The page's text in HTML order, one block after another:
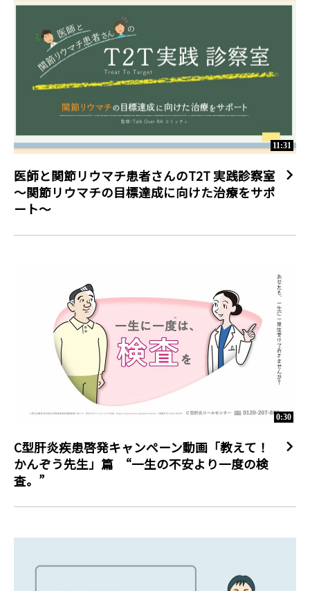
11:31
医師と関節リウマチ患者さんのT2T 実践診察室
～関節リウマチの目標達成に向けた治療をサポ
ート～
0:30
C型肝炎疾患啓発キャンペーン動画「教えて！
かんぞう先生」篇 “一生の不安より一度の検
査。”